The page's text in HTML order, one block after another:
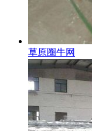
草原圈牛网